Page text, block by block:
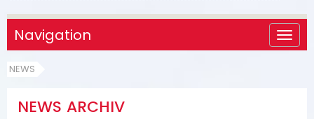
Navigation
NEWS
NEWS ARCHIV